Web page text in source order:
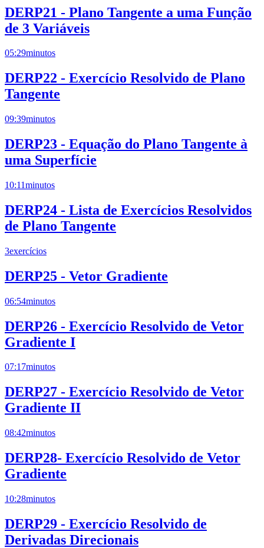
DERP21 - Plano Tangente a uma Função
de 3 Variáveis
05:29minutos
DERP22 - Exercício Resolvido de Plano
Tangente
09:39minutos
DERP23 - Equação do Plano Tangente à
uma Superfície
10:11minutos
DERP24 - Lista de Exercícios Resolvidos
de Plano Tangente
3exercícios
DERP25 - Vetor Gradiente
06:54minutos
DERP26 - Exercício Resolvido de Vetor
Gradiente I
07:17minutos
DERP27 - Exercício Resolvido de Vetor
Gradiente II
08:42minutos
DERP28- Exercício Resolvido de Vetor
Gradiente
10:28minutos
DERP29 - Exercício Resolvido de
Derivadas Direcionais